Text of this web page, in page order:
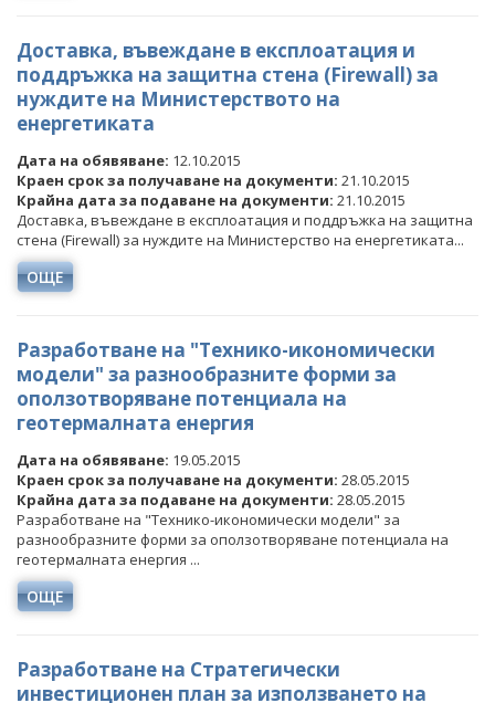
Доставка, въвеждане в експлоатация и
поддръжка на защитна стена (Firewall) за
нуждите на Министерството на
енергетиката
Дата на обявяване: 12.10.2015
Краен срок за получаване на документи: 21.10.2015
Крайна дата за подаване на документи: 21.10.2015
Доставка, въвеждане в експлоатация и поддръжка на защитна
стена (Firewall) за нуждите на Министерство на енергетиката...
ОЩЕ
Разработване на "Технико-икономически
модели" за разнообразните форми за
оползотворяване потенциала на
геотермалната енергия
Дата на обявяване: 19.05.2015
Краен срок за получаване на документи: 28.05.2015
Крайна дата за подаване на документи: 28.05.2015
Разработване на "Технико-икономически модели" за
разнообразните форми за оползотворяване потенциала на
геотермалната енергия ...
ОЩЕ
Разработване на Стратегически
инвестиционен план за използването на